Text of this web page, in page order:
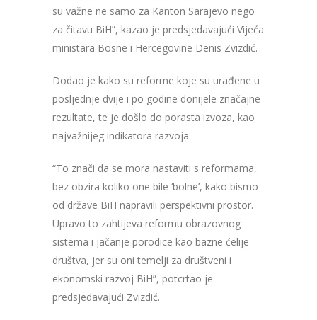
su važne ne samo za Kanton Sarajevo nego
za čitavu BiH”, kazao je predsjedavajući Vijeća
ministara Bosne i Hercegovine Denis Zvizdić.
Dodao je kako su reforme koje su urađene u
posljednje dvije i po godine donijele značajne
rezultate, te je došlo do porasta izvoza, kao
najvažnijeg indikatora razvoja.
“To znači da se mora nastaviti s reformama,
bez obzira koliko one bile ‘bolne’, kako bismo
od države BiH napravili perspektivni prostor.
Upravo to zahtijeva reformu obrazovnog
sistema i jačanje porodice kao bazne ćelije
društva, jer su oni temelji za društveni i
ekonomski razvoj BiH”, potcrtao je
predsjedavajući Zvizdić.